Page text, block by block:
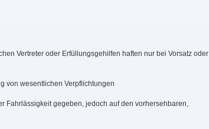
Vertreter oder Erfüllungsgehilfen haften nur bei Vorsatz oder
von wesentlichen Verpflichtungen
Fahrlässigkeit gegeben, jedoch auf den vorhersehbaren,